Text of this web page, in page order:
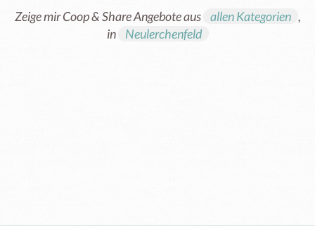
Zeige mir Coop & Share Angebote aus allen Kategorien ,
in
Neulerchenfeld